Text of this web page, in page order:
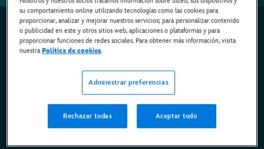
Más de lo que imaginas
tarjetas físicas o digitales que te permiten comprar un plan
de suscripción estándar de 3 meses o 1 año a Disney+, por
32,97€ y por 109,90€ respectivamente. Sin duda una gran
su comportamiento online utilizando tecnologías como las cookies para
proporcionar, analizar y mejorar nuestros servicios; para personalizar contenido
o publicidad en este y otros sitios web, aplicaciones o plataformas y para
proporcionar funciones de redes sociales. Para obtener más información, visita
nuestraPolítica de cookies.
Administrar preferencias
Rechazar todas Aceptar todo